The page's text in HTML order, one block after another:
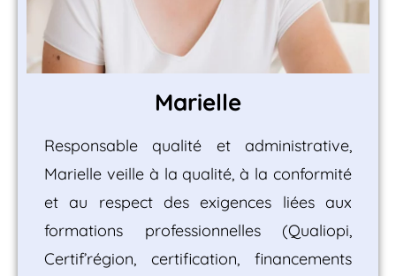
Marielle
Responsable qualité et administrative,
Marielle veille à la qualité, à la conformité
etau respect des exigences liées aux
formations professionnelles (Qualiopi,
Certif’région, certification, financements